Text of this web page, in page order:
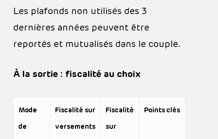
Les plafonds non utilisés des 3
dernières années peuvent être
reportés et mutualisés dans le couple.
À la sortie : fiscalité au choix
Mode
de
Fiscalité sur
versements
Fiscalité
sur
Points clés